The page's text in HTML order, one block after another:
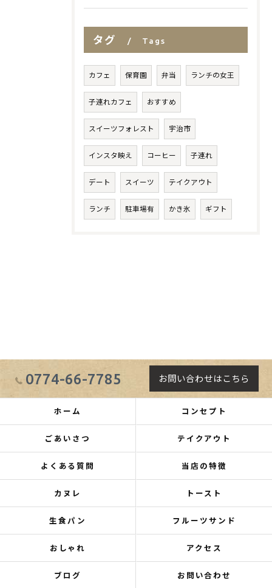
タグ Tags
カフェ 保育園 弁当 ランチの女王
子連れカフェ おすすめ
スイーツフォレスト 宇治市
インスタ映え コーヒー 子連れ
デート スイーツ テイクアウト
ランチ 駐車場有 かき氷 ギフト
0774-66-7785 お問い合わせはこちら
ホーム コンセプト
ごあいさつ テイクアウト
よくある質問 当店の特徴
カヌレ トースト
生食パン フルーツサンド
おしゃれ アクセス
ブログ お問い合わせ